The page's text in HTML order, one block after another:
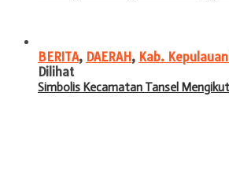
BERITA, DAERAH, Kab.
Dilihat
Simbolis Kecamatan Tansel